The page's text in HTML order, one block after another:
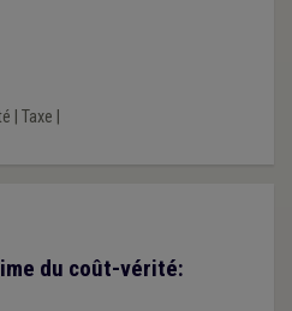
Taxe
du coût-vérité: